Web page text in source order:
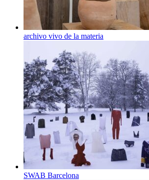
archivo vivo de la materia
SWAB Barcelona